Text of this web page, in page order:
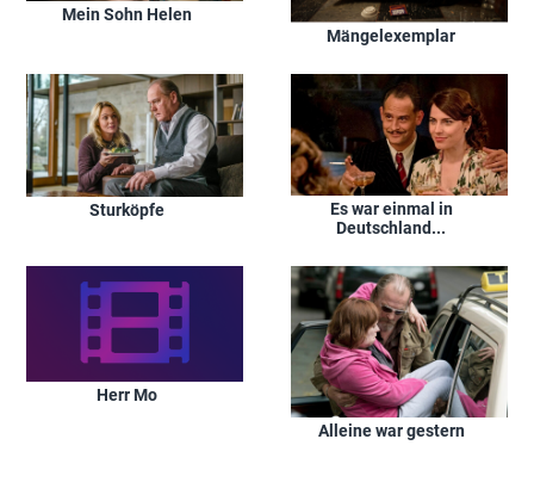
Mein Sohn Helen
Mängelexemplar
Sturköpfe
Es war einmal in
Deutschland...
Herr Mo
Alleine war gestern